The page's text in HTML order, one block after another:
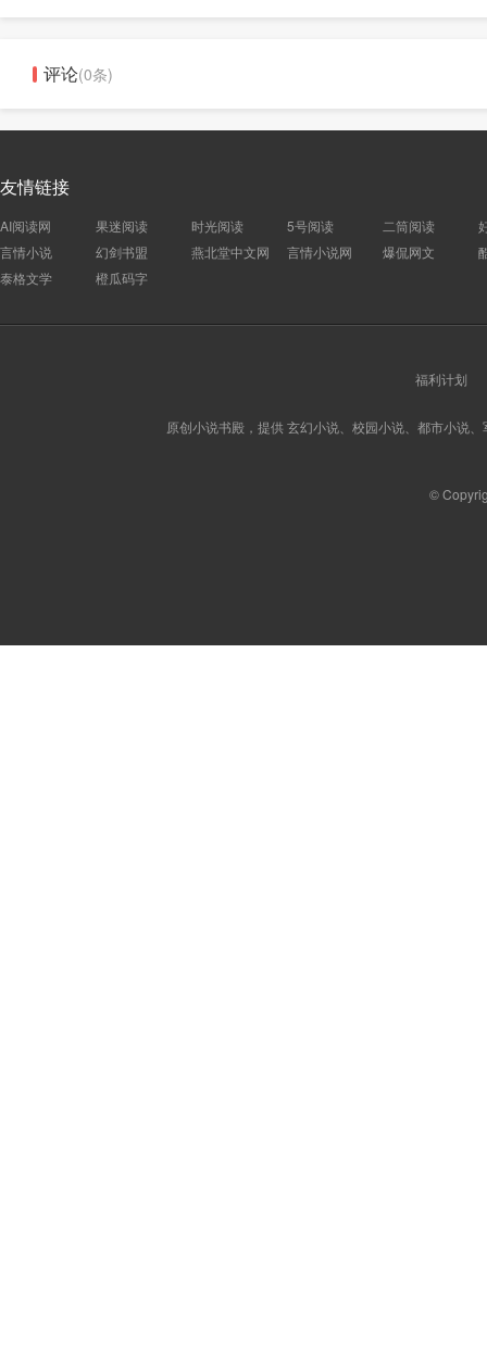
评论(0条)
友情链接
AI阅读网 果迷阅读 时光阅读 5号阅读 二筒阅读
言情小说
幻剑书盟 燕北堂中文网 言情小说网 爆侃网文
泰格文学
橙瓜码字
福利计划
原创小说书殿，提供 玄幻小说、校园小说、都市小说
©